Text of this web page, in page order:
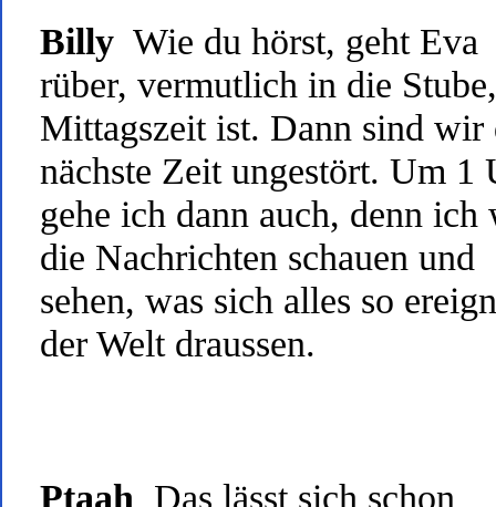
Billy Wie du hörst, geht Eva
rüber, vermutlich in die
Mittagszeit ist. Dann sind wir
nächste Zeit ungestört. Um 1
gehe ich dann auch, denn
die Nachrichten schauen und
sehen, was sich alles so
der Welt draussen.
Ptaah Das lässt sich schon